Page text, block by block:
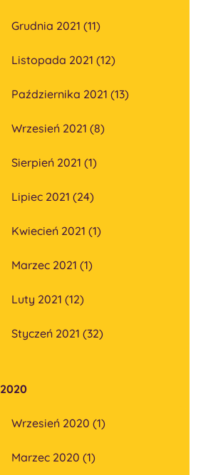
Grudnia 2021 (11)
Listopada 2021 (12)
Października 2021 (13)
Wrzesień 2021 (8)
Sierpień 2021 (1)
Lipiec 2021 (24)
Kwiecień 2021 (1)
Marzec 2021 (1)
Luty 2021 (12)
Styczeń 2021 (32)
2020
Wrzesień 2020 (1)
Marzec 2020 (1)